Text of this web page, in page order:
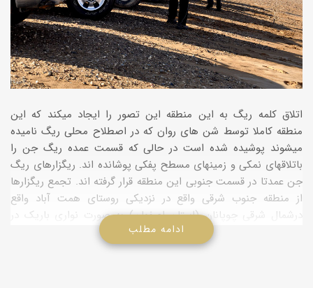
اتلاق کلمه ریگ به این منطقه این تصور را ایجاد میکند که این
منطقه کاملا توسط شن های روان که در اصطلاح محلی ریگ نامیده
میشوند پوشیده شده است در حالی که قسمت عمده ریگ جن را
باتلاقهای نمکی و زمینهای مسطح پفکی پوشانده اند. ریگزارهای ریگ
جن عمدتا در قسمت جنوبی این منطقه قرار گرفته اند. تجمع ریگزارها
از منطقه جنوب شرقی واقع در نزدیکی روستای همت آباد واقع
درشمال شرقی چوپانان (استان اصفهان) به صورت نواری باریک در
جهت غربی آغاز میگردد که به این منطقه دم ریگ جن اتلاق میشود.
هر چه به سمت غرب حرکت کنیم عرض این نوار ماسه ای افزایش
ادامه مطلب